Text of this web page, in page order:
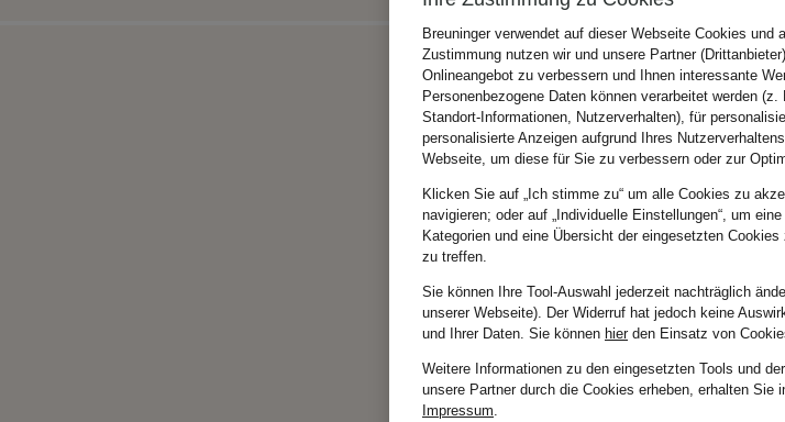
Breuninger verwendet auf dieser Webseite Cookies und
Zustimmung nutzen wir und unsere Partner
Onlineangebot zu verbessern und Ihnen interessante
Personenbezogene Daten können verarbeitet werden
Standort-Informationen, Nutzerverhalten), für
personalisierte Anzeigen aufgrund Ihres
Webseite, um diese für Sie zu verbessern oder zur
Klicken Sie auf „Ich stimme zu“ um alle Cookies zu
navigieren; oder auf „Individuelle Einstellungen“, um
Kategorien und eine Übersicht der eingesetzten
zu treffen.
Sie können Ihre Tool-Auswahl jederzeit nachträglich
unserer Webseite). Der Widerruf hat jedoch keine
und Ihrer Daten. Sie können hierden Einsatz von
Weitere Informationen zu den eingesetzten Tools und
unsere Partner durch die Cookies erheben, erhalten Sie
Impressum.